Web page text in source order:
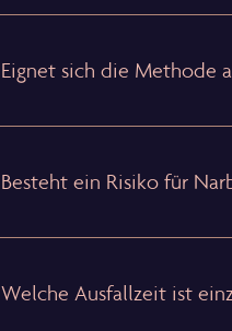
Eignet sich die Methode
Besteht ein Risiko für
Welche Ausfallzeit ist